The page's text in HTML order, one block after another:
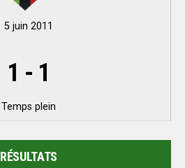
5 juin 2011
1 - 1
Temps plein
RÉSULTATS